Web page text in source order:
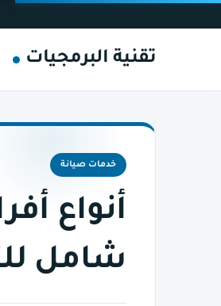
تقنية البرمجيات
خدمات صيانة
أنواع
شامل